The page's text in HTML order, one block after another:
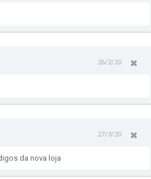
26/2/20
27/3/20
da nova loja